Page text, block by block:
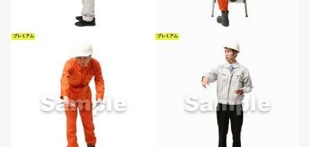
プレミアム プレミアム